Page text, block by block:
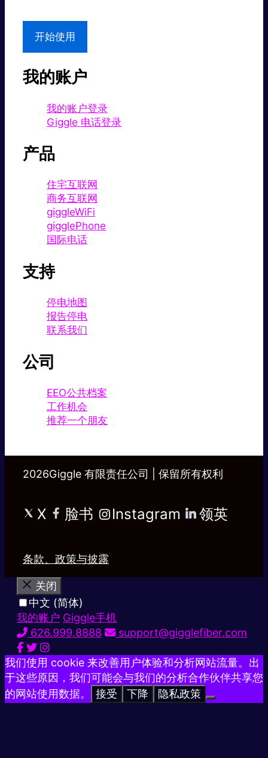
开始使用
我的账户
我的账户登录
Giggle 电话登录
产品
住宅互联网
商务互联网
giggleWiFi
gigglePhone
国际电话
支持
停电地图
报告停电
联系我们
公司
EEO公共档案
工作机会
推荐一个朋友
2026Giggle 有限责任公司 | 保留所有权利
X 脸书 Instagram 领英
条款、政策与披露
关闭
中文 (简体)
我的账户 Giggle手机
626.999.8888
support@gigglefiber.com
我们使用 cookie 来改善用户体验和分析网站流量。出
于这些原因，我们可能会与我们的分析合作伙伴共享您
的网站使用数据。
接受 下降 隐私政策